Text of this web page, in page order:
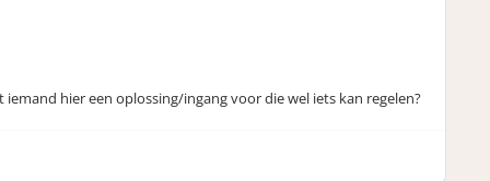
hier een oplossing/ingang voor die wel iets kan regelen?